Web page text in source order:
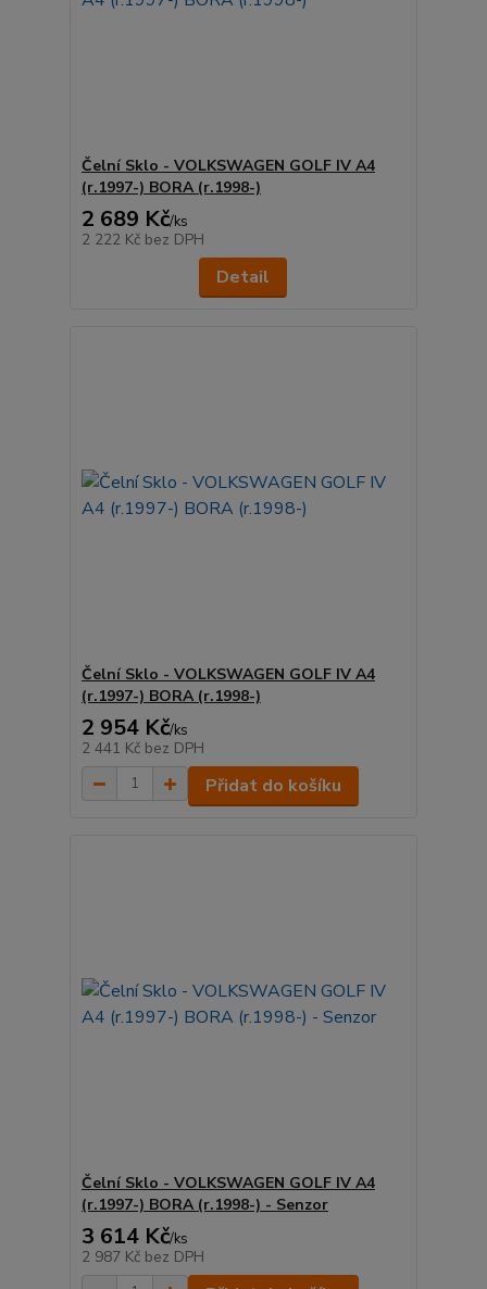
Čelní Sklo - VOLKSWAGEN GOLF IV A4
(r.1997-) BORA (r.1998-)
2 689 Kč/ks
2 222 Kč bez DPH
Detail
Čelní Sklo - VOLKSWAGEN GOLF IV A4
(r.1997-) BORA (r.1998-)
2 954 Kč/ks
2 441 Kč bez DPH
Přidat do košíku
Čelní Sklo - VOLKSWAGEN GOLF IV A4
(r.1997-) BORA (r.1998-) - Senzor
3 614 Kč/ks
2 987 Kč bez DPH